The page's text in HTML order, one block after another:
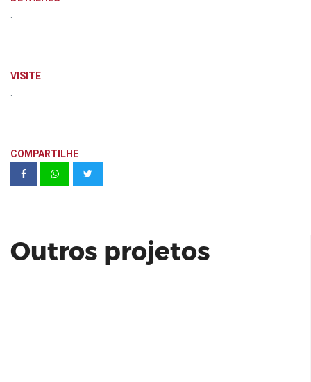
VISITE
COMPARTILHE
Outros projetos
Praça Marechal